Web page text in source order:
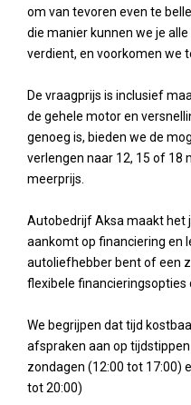
om van tevoren even te
die manier kunnen we je
verdient, en voorkomen we
De vraagprijs is inclusief
de gehele motor en
genoeg is, bieden we de
verlengen naar 12, 15 of 18
meerprijs.
Autobedrijf Aksa maakt het
aankomt op financiering en
autoliefhebber bent of een
flexibele financieringsopties
We begrijpen dat tijd
afspraken aan op
zondagen (12:00 tot 17:00)
tot 20:00)